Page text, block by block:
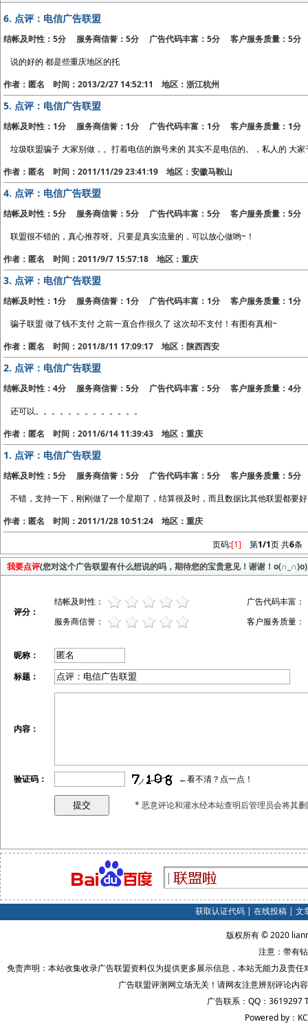
6. 点评：电信广告联盟
结帐及时性：5分 服务商信誉：5分 广告代码丰富：5分 客户服务质量：5分
说的好的 都是些重庆地区的托
作者：匿名 时间：2013/2/27 14:52:11 地区：浙江杭州
5. 点评：电信广告联盟
结帐及时性：1分 服务商信誉：1分 广告代码丰富：1分 客户服务质量：1分
垃圾联盟骗子 大家别做，。打着电信的旗号来的 其实不是电信的。，私人的 大
作者：匿名 时间：2011/11/29 23:41:19 地区：安徽马鞍山
4. 点评：电信广告联盟
结帐及时性：5分 服务商信誉：5分 广告代码丰富：5分 客户服务质量：5分
联盟很不错的，真心推荐呀。只要是真实流量的，可以放心做哟~！
作者：匿名 时间：2011/9/7 15:57:18 地区：重庆
3. 点评：电信广告联盟
结帐及时性：1分 服务商信誉：1分 广告代码丰富：1分 客户服务质量：1分
骗子联盟 做了钱不支付 之前一直合作很久了 这次却不支付！有图有真相~
作者：匿名 时间：2011/8/11 17:09:17 地区：陕西西安
2. 点评：电信广告联盟
结帐及时性：4分 服务商信誉：5分 广告代码丰富：5分 客户服务质量：4分
还可以。。。。。。。。。。。。。
作者：匿名 时间：2011/6/14 11:39:43 地区：重庆
1. 点评：电信广告联盟
结帐及时性：5分 服务商信誉：5分 广告代码丰富：5分 客户服务质量：5分
不错，支持一下，刚刚做了一个星期了，结算很及时，而且数据比其他联盟都要
作者：匿名 时间：2011/1/28 10:51:24 地区：重庆
页码:[1] 第1/1页 共6条
我要点评(您对这个广告联盟有什么想说的吗，期待您的宝贵意见！谢谢！o(∩_∩)o)
评分：
结帐及时性：
广告代码丰富：
服务商信誉：
客户服务质量：
昵称：
标题：
内容：
验证码： ←看不清？点一点！
* 恶意评论和灌水经本站查明后管理员会将其
获取认证代码| 在线投稿| 文
版权所有 © 2020
注意：带有
免责声明：本站收集收录广告联盟资料仅为提供更多展示信息，本站无能力及责
广告联盟评测网立场无关！请网友注意辨别评论内
广告联系：QQ：3619297
Powered by：